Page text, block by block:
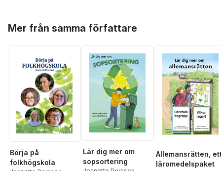
Mer från samma författare
Börja på
folkhögskola
Lär dig mer om
sopsortering
Allemansrätten,
läromedelspaket